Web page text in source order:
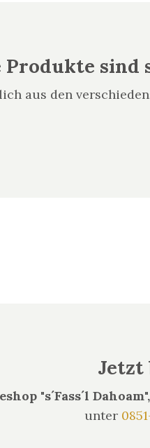
Produkte
aus den
Jetzt
"s´Fass´l Dahoam",
unter